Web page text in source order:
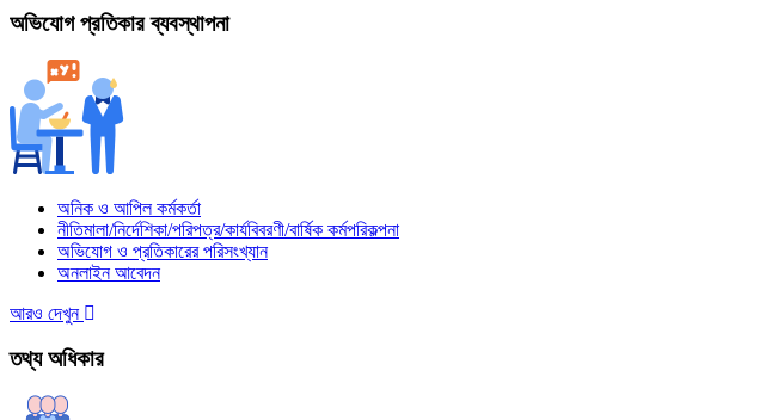
অভিযোগ প্রতিকার ব্যবস্থাপনা
অনিক ও আপিল কর্মকর্তা
নীতিমালা/নির্দেশিকা/পরিপত্র/কার্যবিবরণী/বার্ষিক কর্মপরিকল্পনা
অভিযোগ ও প্রতিকারের পরিসংখ্যান
অনলাইন আবেদন
আরও দেখুন
তথ্য অধিকার